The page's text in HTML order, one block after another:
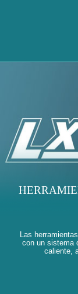
Las
con un sistema
caliente,